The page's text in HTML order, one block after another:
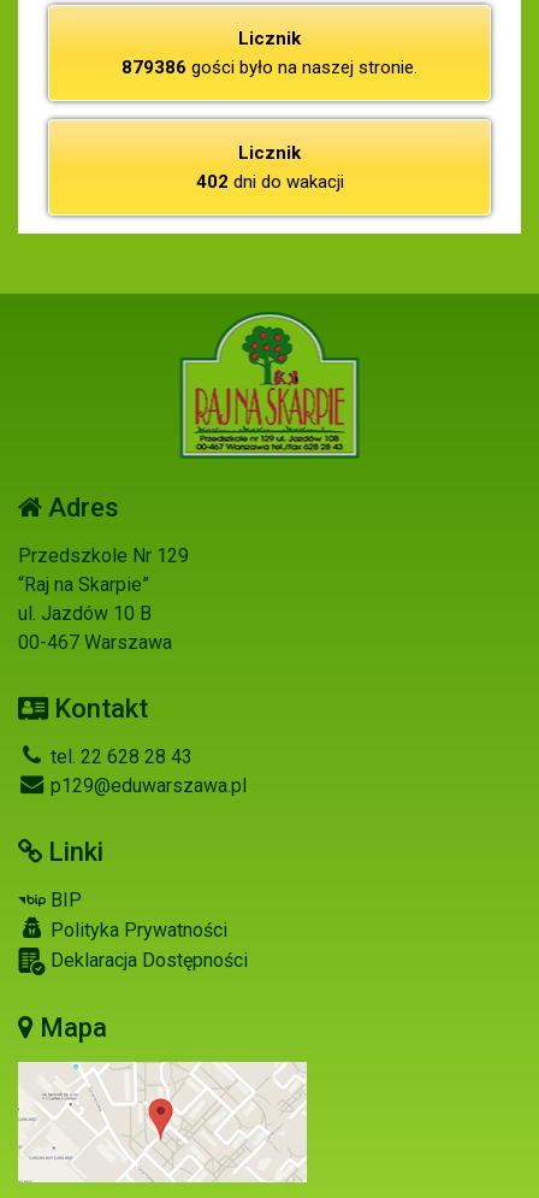
Licznik
879386 gości było na naszej stronie.
Licznik
402 dni do wakacji
Adres
Przedszkole Nr 129
“Raj na Skarpie”
ul. Jazdów 10 B
00-467 Warszawa
Kontakt
tel. 22 628 28 43
p129@eduwarszawa.pl
Linki
BIP
Polityka Prywatności
Deklaracja Dostępności
Mapa